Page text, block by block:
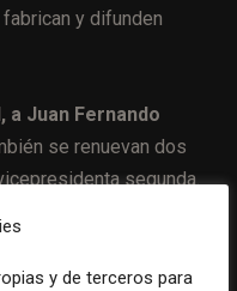
y difunden
Juan Fernando
se renuevan dos
segunda.
Corral Martínez. Del
y de terceros para